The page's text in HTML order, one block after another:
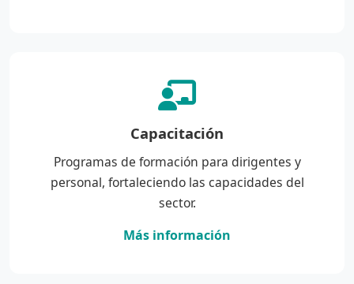
Capacitación
Programas de formación para dirigentes y
personal, fortaleciendo las capacidades del
sector.
Más información